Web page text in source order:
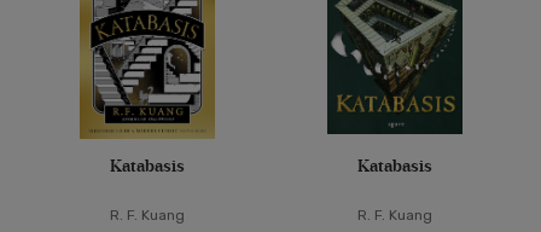
Katabasis
R. F. Kuang
Katabasis
R. F. Kuang